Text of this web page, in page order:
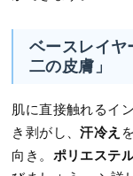
ベースレイヤ
二の皮膚」
肌に直接触れるイ
き剥がし、汗冷え
向き。 ポリエステ